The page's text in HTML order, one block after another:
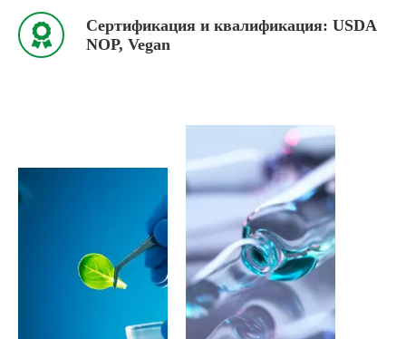

Сертификация и квалификация: USDA
NOP, Vegan